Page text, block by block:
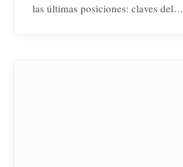
las últimas posiciones: claves del…